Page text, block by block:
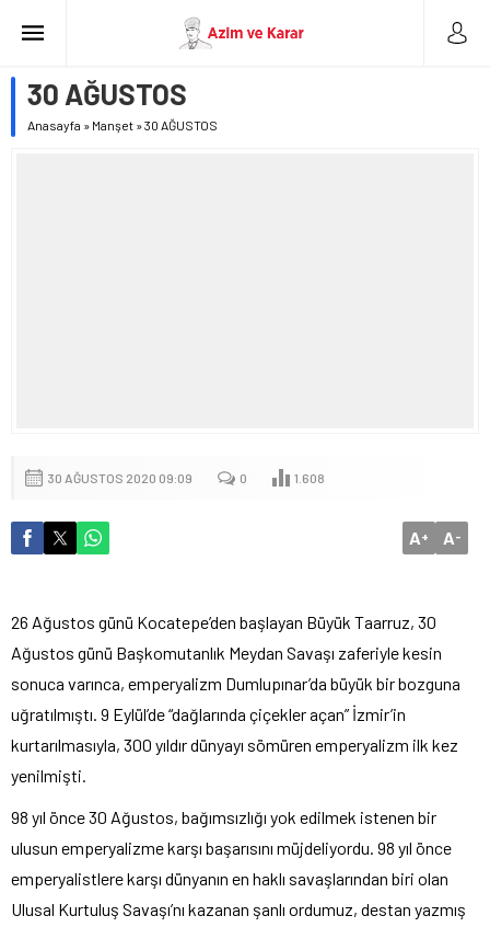
30 AĞUSTOS
Anasayfa » Manşet »30 AĞUSTOS
30 AĞUSTOS 2020 09:09 0 1.608
A+ A-
26 Ağustos günü Kocatepe’den başlayan Büyük Taarruz, 30
Ağustos günü Başkomutanlık Meydan Savaşı zaferiyle kesin
sonuca varınca, emperyalizm Dumlupınar’da büyük bir bozguna
uğratılmıştı. 9 Eylül’de “dağlarında çiçekler açan” İzmir’in
kurtarılmasıyla, 300 yıldır dünyayı sömüren emperyalizm ilk kez
yenilmişti.
98 yıl önce 30 Ağustos, bağımsızlığı yok edilmek istenen bir
ulusun emperyalizme karşı başarısını müjdeliyordu. 98 yıl önce
emperyalistlere karşı dünyanın en haklı savaşlarından biri olan
Ulusal Kurtuluş Savaşı’nı kazanan şanlı ordumuz, destan yazmış